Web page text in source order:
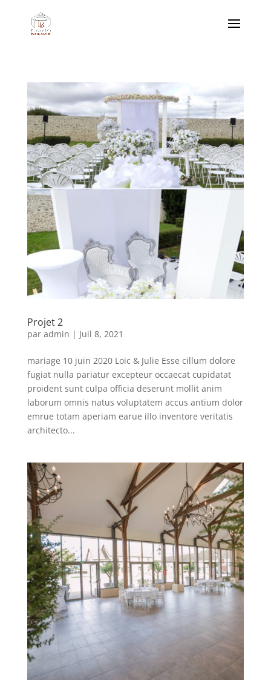
Projet 2
par admin | Juil 8, 2021
mariage 10 juin 2020 Loic & Julie Esse cillum dolore
fugiat nulla pariatur excepteur occaecat cupidatat
proident sunt culpa officia deserunt mollit anim
laborum omnis natus voluptatem accus antium dolor
emrue totam aperiam earue illo inventore veritatis
architecto...